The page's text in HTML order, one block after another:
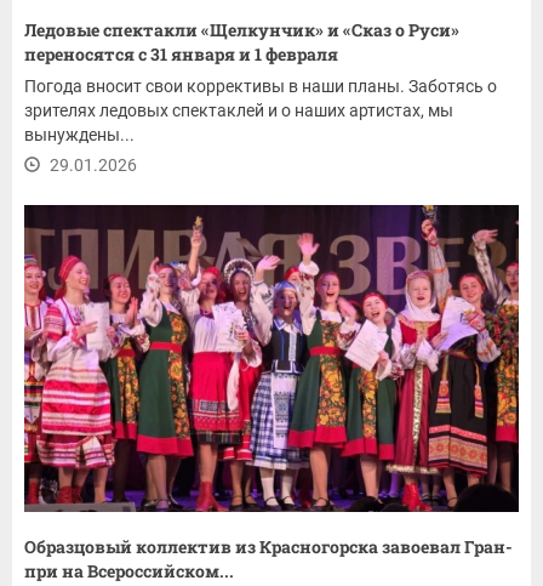
Ледовые спектакли «Щелкунчик» и «Сказ о Руси»
переносятся с 31 января и 1 февраля
Погода вносит свои коррективы в наши планы. Заботясь о
зрителях ледовых спектаклей и о наших артистах, мы
вынуждены...
29.01.2026
Образцовый коллектив из Красногорска завоевал Гран-
при на Всероссийском...